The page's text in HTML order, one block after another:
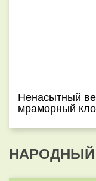
Ненасытный
мраморный